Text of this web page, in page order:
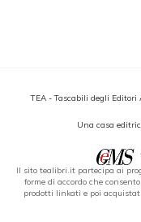
TEA - Tascabili degli
Una casa
Il sito tealibri.it partecipa ai
forme di accordo che
prodotti linkati e poi